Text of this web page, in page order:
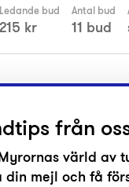
Ledande bud
215 kr
Antal bud
11 bud
från
värld av
din mejl och få